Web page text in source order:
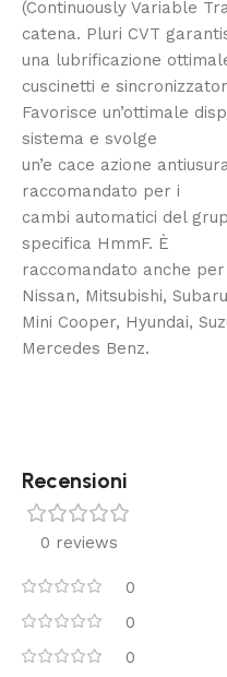
(Continuously Variable
catena. Pluri CVT
una lubrificazione
cuscinetti e
Favorisce un’ottimale
sistema e svolge
un’e cace azione
raccomandato per i
cambi automatici del
specifica HmmF. È
raccomandato anche per
Nissan, Mitsubishi,
Mini Cooper, Hyundai,
Mercedes Benz.
Recensioni
0 reviews
0
0
0